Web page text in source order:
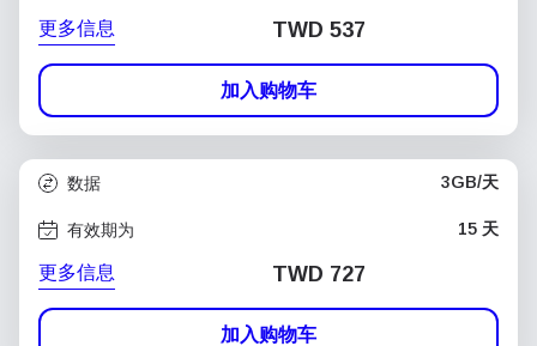
更多信息 TWD 537
加入购物车
数据 3GB/天
有效期为 15 天
更多信息 TWD 727
加入购物车